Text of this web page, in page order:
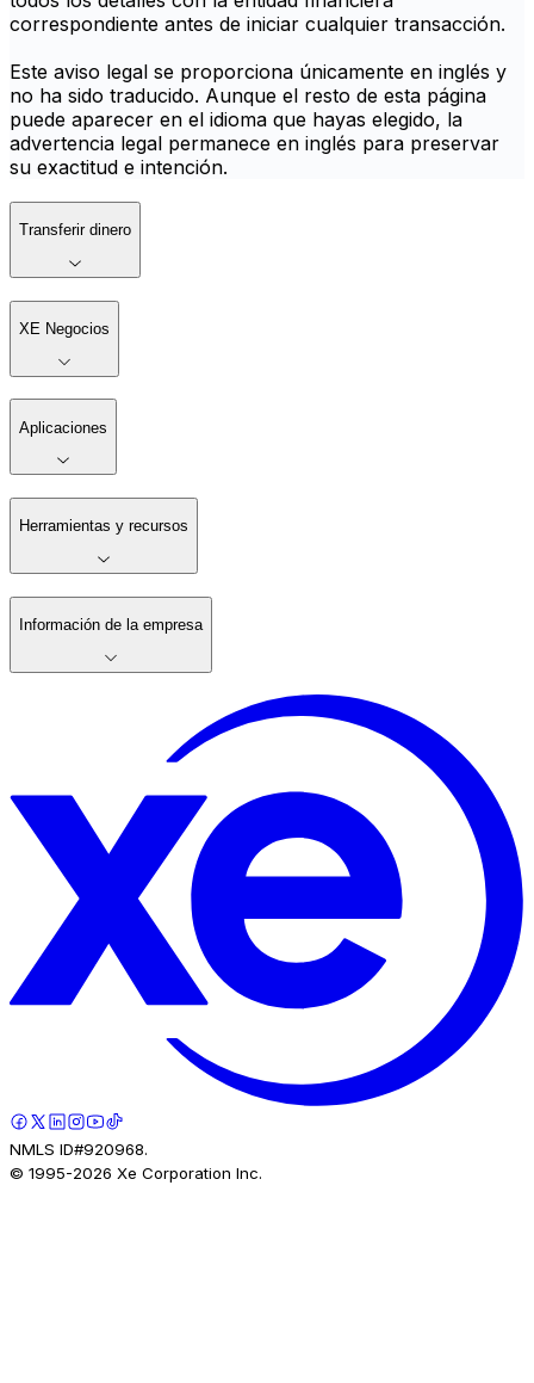
correspondiente antes de iniciar cualquier transacción.
Este aviso legal se proporciona únicamente en inglés y
no ha sido traducido. Aunque el resto de esta página
puede aparecer en el idioma que hayas elegido, la
advertencia legal permanece en inglés para preservar
su exactitud e intención.
Transferir dinero
XE Negocios
Aplicaciones
Herramientas y recursos
Información de la empresa
NMLS ID#920968.
© 1995-2026 Xe Corporation Inc.